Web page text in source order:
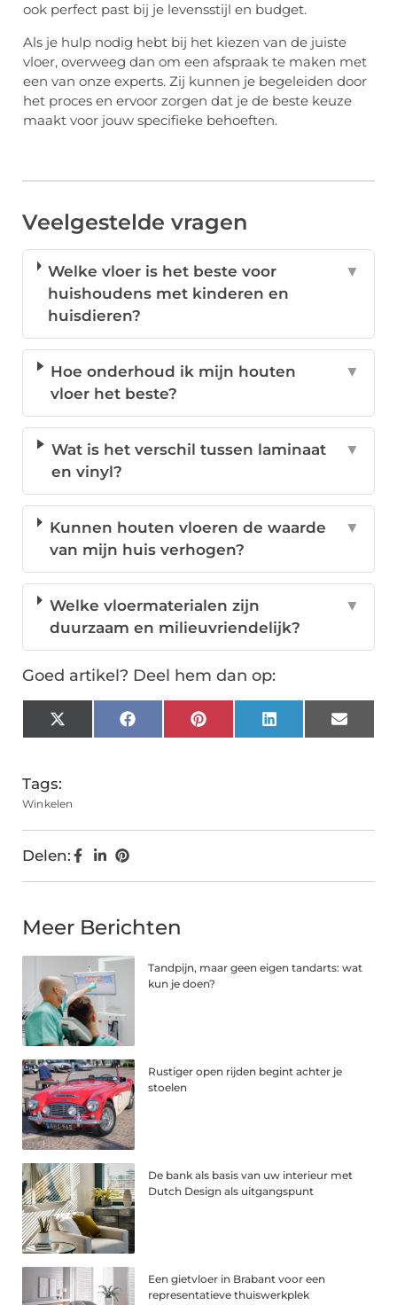
ook perfect past bij je levensstijl en budget.
Als je hulp nodig hebt bij het kiezen van de juiste
vloer, overweeg dan om een afspraak te maken met
een van onze experts. Zij kunnen je begeleiden door
het proces en ervoor zorgen dat je de beste keuze
maakt voor jouw specifieke behoeften.
Veelgestelde vragen
Welke vloer is het beste voor
huishoudens met kinderen en
huisdieren?
▼
Hoe onderhoud ik mijn houten
vloer het beste?
▼
Wat is het verschil tussen laminaat
en vinyl?
▼
Kunnen houten vloeren de waarde
van mijn huis verhogen?
▼
Welke vloermaterialen zijn
duurzaam en milieuvriendelijk?
▼
Goed artikel? Deel hem dan op:
X
(Twitter)
FacebookPinterestLinkedInEmail
Tags:
Winkelen
Delen:
Meer Berichten
Tandpijn, maar geen eigen tandarts: wat
kun je doen?
Rustiger open rijden begint achter je
stoelen
De bank als basis van uw interieur met
Dutch Design als uitgangspunt
Een gietvloer in Brabant voor een
representatieve thuiswerkplek